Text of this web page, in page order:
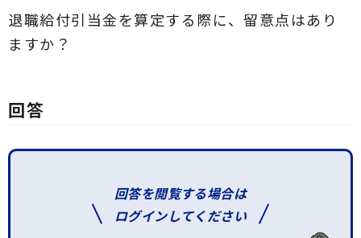
退職給付引当金を算定する際に、留意点はあり
ますか？
回答
回答を閲覧する場合は
ログインしてください